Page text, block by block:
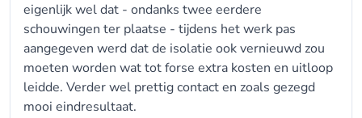
eigenlijk wel dat - ondanks twee eerdere
schouwingen ter plaatse - tijdens het werk pas
aangegeven werd dat de isolatie ook vernieuwd zou
moeten worden wat tot forse extra kosten en uitloop
leidde. Verder wel prettig contact en zoals gezegd
mooi eindresultaat.